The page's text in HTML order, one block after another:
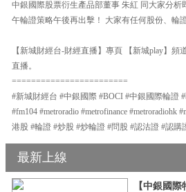
中銀國際股票衍生產品部董事 朱紅 同大家分析
午輪證策略午後再出擊！ 大家有任何股份、輪
【新城財經台-財經直播】專頁 【新城play】頻
直播。
========================
#新城財經台 #中銀國際 #BOCI #中銀國際輪證
#fm104 #metroradio #metrofinance #metroradiohk
港股 #輪證 #炒股 #炒輪證 #問股 #認沽證 #認
最新上線
【中銀國